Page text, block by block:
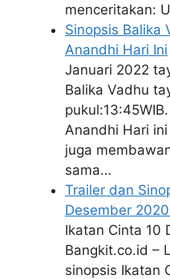
menceritakan:
Sinopsis Balika
Anandhi Hari Ini
Januari 2022
Balika Vadhu
Anandhi Hari
juga
sama…
Trailer dan
Desember
Ikatan Cinta 10
Bangkit.co.id –
sinopsis Ikatan